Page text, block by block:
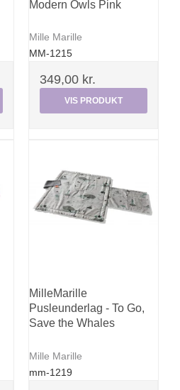
Modern Owls Pink
Mille Marille
MM-1215
349,00 kr.
VIS PRODUKT
MilleMarille
Pusleunderlag - To Go,
Save the Whales
Mille Marille
mm-1219